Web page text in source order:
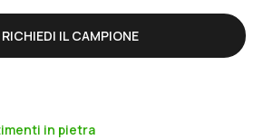
RICHIEDI IL CAMPIONE
in pietra